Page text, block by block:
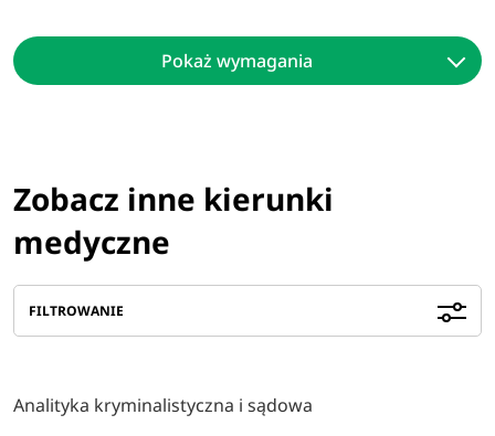
Pokaż wymagania
Zobacz inne kierunki
medyczne
FILTROWANIE
Analityka kryminalistyczna i sądowa